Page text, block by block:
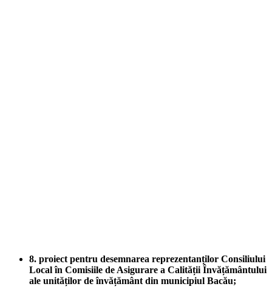
8. proiect pentru desemnarea reprezentanților Consiliului
Local în Comisiile de Asigurare a Calității Învățământului
ale unităților de învățământ din municipiul Bacău;